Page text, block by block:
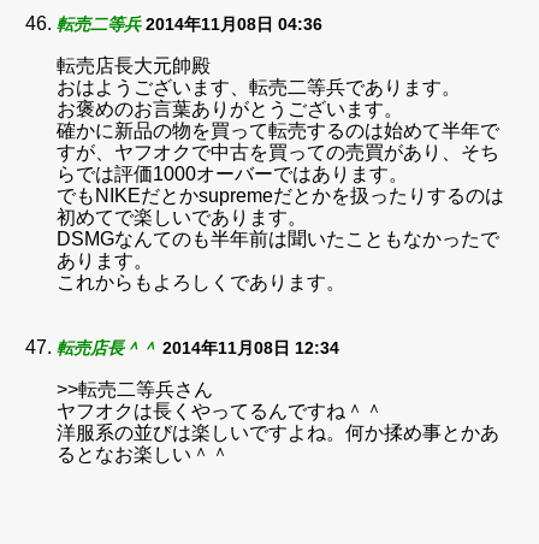
転売二等兵 2014年11月08日 04:36
転売店長大元帥殿
おはようございます、転売二等兵であります。
お褒めのお言葉ありがとうございます。
確かに新品の物を買って転売するのは始めて半年で
すが、ヤフオクで中古を買っての売買があり、そち
らでは評価1000オーバーではあります。
でもNIKEだとかsupremeだとかを扱ったりするのは
初めてで楽しいであります。
DSMGなんてのも半年前は聞いたこともなかったで
あります。
これからもよろしくであります。
転売店長＾＾ 2014年11月08日 12:34
>>転売二等兵さん
ヤフオクは長くやってるんですね＾＾
洋服系の並びは楽しいですよね。何か揉め事とかあ
るとなお楽しい＾＾